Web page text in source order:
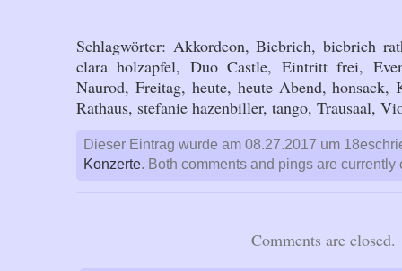
Schlagwörter: Akkordeon,Biebrich,biebrich
clara holzapfel, Duo Castle, Eintritt frei,
Naurod, Freitag, heute, heute Abend,honsack,
Rathaus, stefanie hazenbiller, tango, Trausaal,
Dieser Eintrag wurde am 08.27.2017 um
Konzerte. Both comments and pings are currently
Comments are closed.